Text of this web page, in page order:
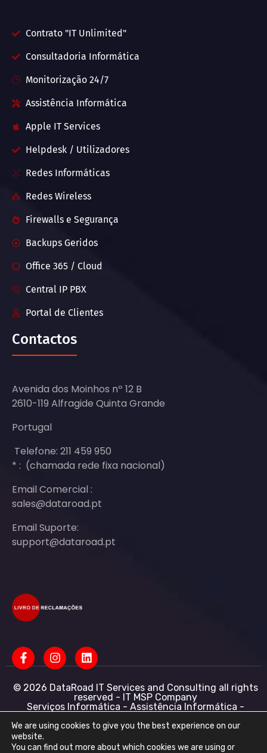
Contrato "IT Unlimited"
Consultadoria Informática
Monitorização 24/7
Assistência Informática
Apple IT Services
Helpdesk / Utilizadores
Redes Informáticas
Redes Wireless
Firewalls e Segurança
Backups Geridos
Office 365 / Cloud
Central IP PBX
Portal de Clientes
Contactos
Avenida dos Moinhos nº 12 B
2610-119 Alfragide Quinta Grande
Portugal
Telefone: 211 459 950
* : (chamada rede fixa nacional)
Email Comercial :
sales@dataroad.pt
Email Suporte:
support@dataroad.pt
© 2026 DataRoad IT Services and Consulting all rights
reserved - IT MSP Company
Serviços Informática - Assistência Informática -
Empresarial
DataRoad IT Services and Consulting LDA NIF:
We are using cookies to give you the best experience on our
website.
You can find out more about which cookies we are using or